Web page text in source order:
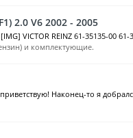
2.0 V6 2002 - 2005
VICTOR REINZ 61-35135-00
и комплектующие.
Наконец-то я